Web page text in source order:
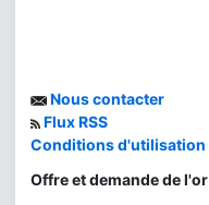
Nous contacter
Flux RSS
Conditions d'utilisation
Offre et demande de l'or